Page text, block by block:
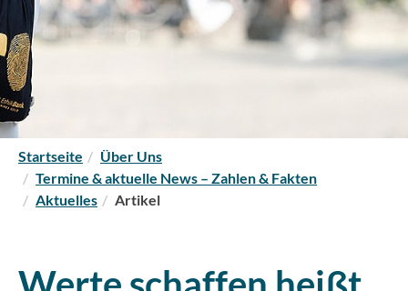
S
i
d
Startseite
Über Uns
Termine & aktuelle News – Zahlen & Fakten
Aktuelles
Artikel